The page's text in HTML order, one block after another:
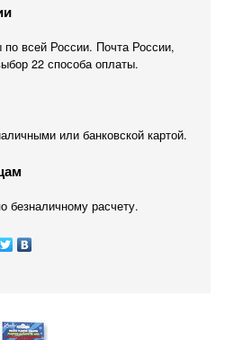
всей России. Почта России,
22 способа оплаты.
или банковской картой.
безналичному расчету.